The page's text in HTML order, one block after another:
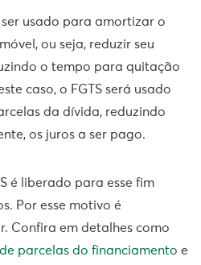
usado para amortizar o
ou seja, reduzir seu
o tempo para quitação
caso, o FGTS será usado
da dívida, reduzindo
os juros a ser pago.
é liberado para esse fim
Por esse motivo é
Confira em detalhes como
parcelas do financiamento e